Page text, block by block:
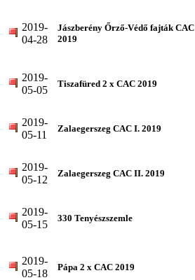
2019-
04-28
Jászberény Őrző-Védő fajták CAC
2019
2019-
05-05
Tiszafüred 2 x CAC 2019
2019-
05-11
Zalaegerszeg CAC I. 2019
2019-
05-12
Zalaegerszeg CAC II. 2019
2019-
05-15
330 Tenyészszemle
2019-
05-18
Pápa 2 x CAC 2019